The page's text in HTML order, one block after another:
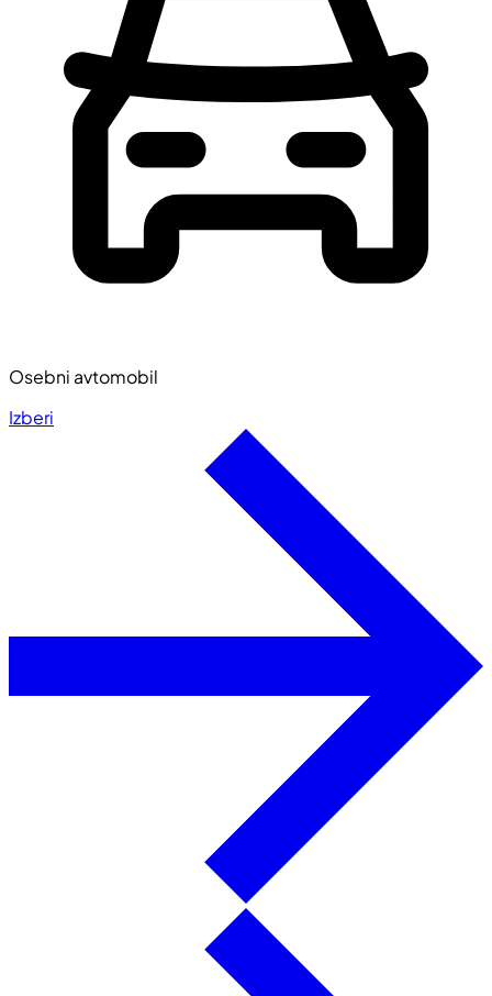
Osebni avtomobil
Izberi